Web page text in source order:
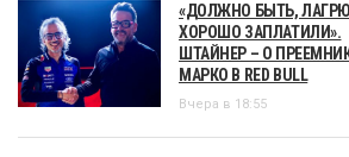
«ДОЛЖНО БЫТЬ, ЛАГРЮ
ХОРОШО ЗАПЛАТИЛИ».
ШТАЙНЕР – О
МАРКО В RED BULL
Вчера в 18:55